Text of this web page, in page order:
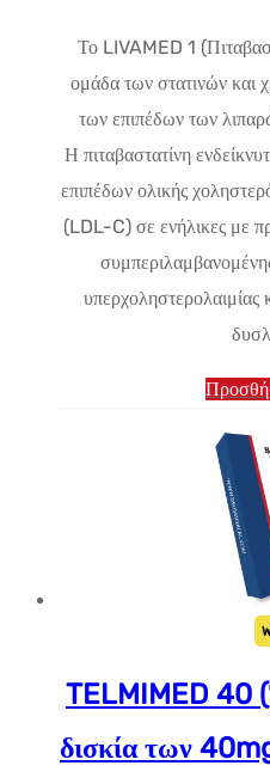
Το LIVAMED 1
ομάδα των στατινών και
των επιπέδων των
Η πιταβαστατίνη
επιπέδων ολικής
(LDL-C) σε ενήλικες με
υπερχοληστερολαιμίας
TELMIMED 40
δισκία των